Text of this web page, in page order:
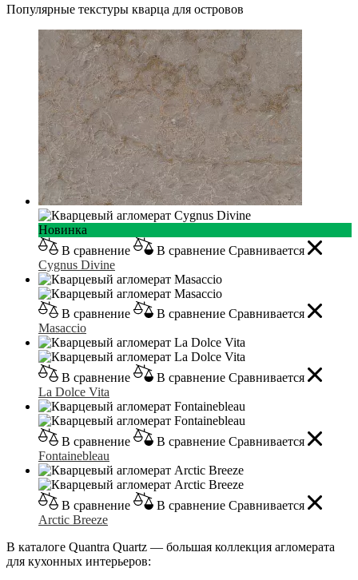
Популярные текстуры кварца для островов
Новинка
В сравнение
В сравнение Сравнивается
Cygnus Divine
В сравнение В сравнение Сравнивается
Masaccio
В сравнение В сравнение Сравнивается
La Dolce Vita
В сравнение В сравнение Сравнивается
Fontainebleau
В сравнение В сравнение Сравнивается
Arctic Breeze
В каталоге Quantra Quartz — большая коллекция агломерата
для кухонных интерьеров: